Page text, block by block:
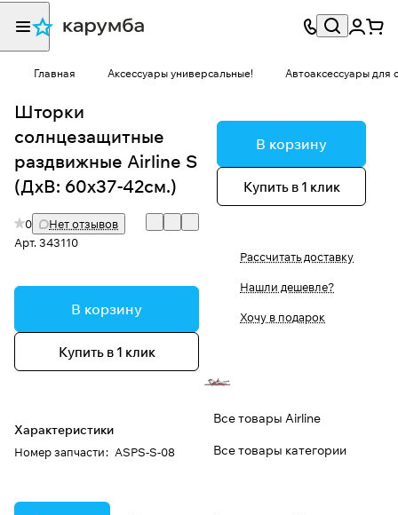
Главная Аксессуары универсальные! Автоаксессуары для
Шторки
солнцезащитные
раздвижные Airline S
(ДхВ: 60х37-42см.)
0
Нет отзывов
Арт.343110
В корзину
Купить в 1 клик
Характеристики
Номер запчасти: ASPS-S-08
В корзину
Купить в 1 клик
Рассчитать доставку
Нашли дешевле?
Хочу в подарок
Все товары Airline
Все товары категории